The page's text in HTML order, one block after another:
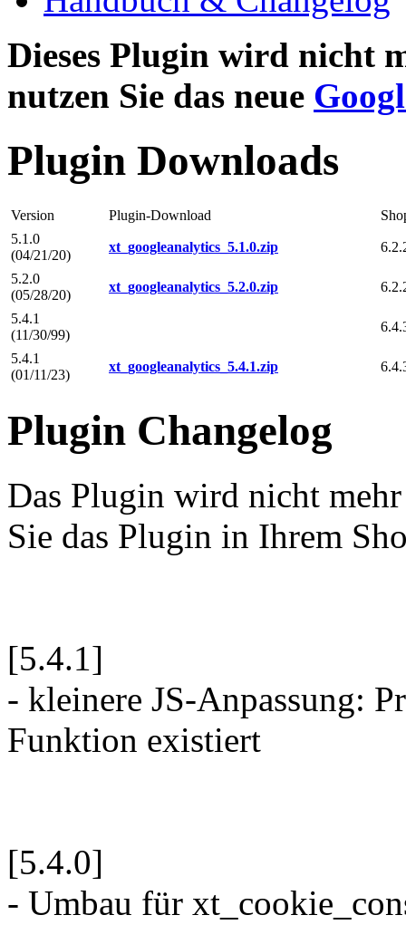
Dieses Plugin wird nicht
nutzen Sie das neue
Plugin Downloads
Version Plugin-Download
5.1.0
(04/21/20)
xt_googleanalytics_5.1.0.zip
5.2.0
(05/28/20)
xt_googleanalytics_5.2.0.zip
5.4.1
(11/30/99)
5.4.1
(01/11/23)
xt_googleanalytics_5.4.1.zip
Plugin Changelog
Das Plugin wird nicht
Sie das Plugin in Ihrem
[5.4.1]
- kleinere JS-Anpassung:
Funktion existiert
[5.4.0]
- Umbau für